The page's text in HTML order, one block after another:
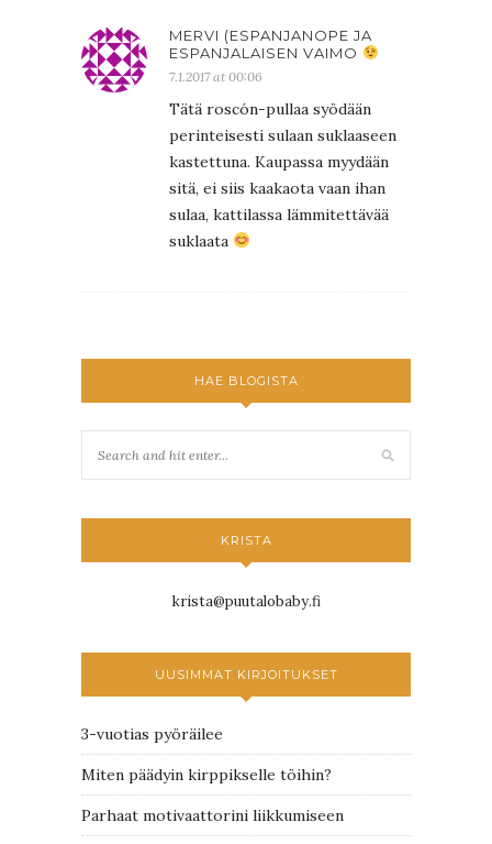
MERVI (ESPANJANOPE JA
ESPANJALAISEN VAIMO
7.1.2017 at 00:06
Tätä roscón-pullaa syödään
perinteisesti sulaan suklaaseen
kastettuna. Kaupassa myydään
sitä, ei siis kaakaota vaan ihan
sulaa, kattilassa lämmitettävää
suklaata
HAE BLOGISTA
KRISTA
krista@puutalobaby.fi
UUSIMMAT KIRJOITUKSET
3-vuotias pyöräilee
Miten päädyin kirppikselle töihin?
Parhaat motivaattorini liikkumiseen